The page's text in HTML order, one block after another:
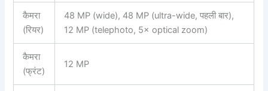
कैमरा
(रियर)
48 MP (wide), 48 MP (ultra-wide, पहली बार),
12 MP (telephoto, 5× optical zoom)
कैमरा
(फ्रंट)
12 MP